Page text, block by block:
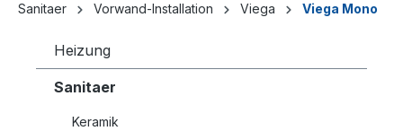
Sanitaer Vorwand-Installation Viega Viega Mono
Heizung
Sanitaer
Keramik